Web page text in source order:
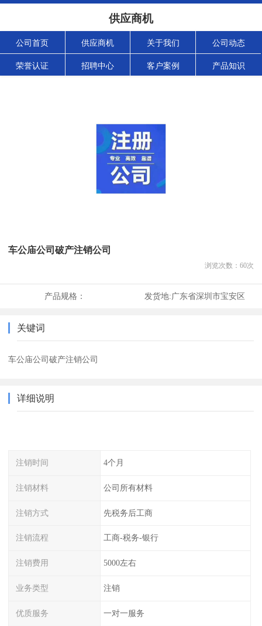
供应商机
公司首页 供应商机 关于我们 公司动态
荣誉认证 招聘中心 客户案例 产品知识
车公庙公司破产注销公司
浏览次数： 60次
产品规格： 发货地:广东省深圳市宝安区
关键词
车公庙公司破产注销公司
详细说明
注销时间 4个月
注销材料 公司所有材料
注销方式 先税务后工商
注销流程 工商-税务-银行
注销费用 5000左右
业务类型 注销
优质服务 一对一服务